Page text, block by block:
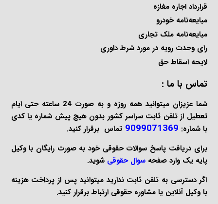
قرارداد اجاره مغازه
مبایعه‌نامه خودرو
مبایعه‌نامه ملک تجاری
رای وحدت رویه در مورد شرط داوری
لایحه اسقاط حق
تماس با ما :
شما عزیزان میتوانید همه روزه و به صورت 24 ساعته حتی ایام
تعطیل از تلفن ثابت سراسر کشور بدون هیچ پیش شماره یا کدی
با شماره: 9099071369 تماس برقرار کنید.
برای دریافت پاسخ سوالات حقوقی خود به صورت رایگان با وکیل
پایه یک وارد صفحهسوال حقوقی شوید.
اگر دسترسی به تلفن ثابت ندارید میتوانید پس از پرداخت هزینه
باوکیل آنلاین یامشاوره حقوقی ارتباط برقرار کنید.